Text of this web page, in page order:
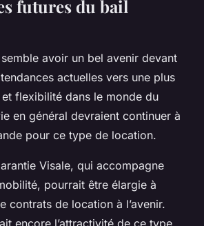
futures du bail
semble avoir un bel avenir devant
actuelles vers une plus
flexibilité dans le monde du
en général devraient continuer à
pour ce type de location.
Visale, qui accompagne
pourrait être élargie à
contrats de location à l’avenir.
encore l’attractivité de ce type